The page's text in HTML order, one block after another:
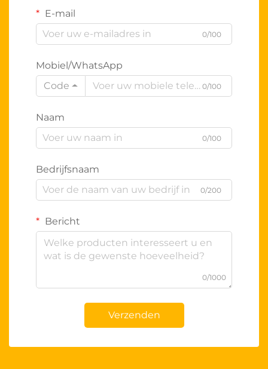
E-mail
0/100
Mobiel/WhatsApp
Code
0/100
Naam
0/100
Bedrijfsnaam
0/200
Bericht
0/1000
Verzenden